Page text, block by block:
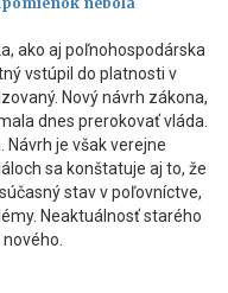
ako aj poľnohospodárska
vstúpil do platnosti v
Nový návrh zákona,
dnes prerokovať vláda.
Návrh je však verejne
sa konštatuje aj to, že
stav v poľovníctve,
Neaktuálnosť starého